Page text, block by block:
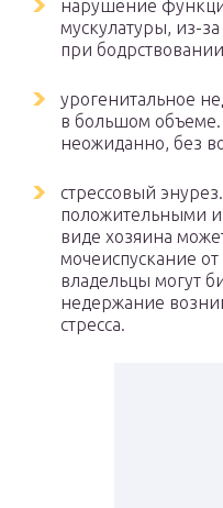
нарушение
мускулатуры, из-
при
урогенитальное
в большом объеме.
неожиданно, без
стрессовый
положительными
виде хозяина
мочеиспускание
владельцы могут
недержание
стресса.